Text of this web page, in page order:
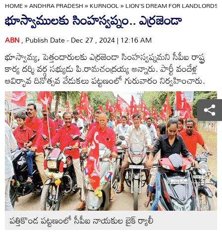
HOME»ANDHRA PRADESH»KURNOOL»LION'S DREAM FOR
భూస్వాములకు సింహస్వప్నం.. ఎర్రజెండా
ABN, Publish Date - Dec 27 , 2024 | 12:16 AM
భూస్వామ్య, పెత్తందారులకు ఎర్రజెండా సింహస్వప్నమని సీపీఐ రాష్ట్ర
కార్య దర్శి వర్గ సభ్యుడు పి.రామచంద్రయ్య అన్నారు. పార్టీ వందేళ్ల
ఆవిర్భావ దినోత్సవ వేడుకలు పట్టణంలో గురువారం నిర్వహించారు.
పత్తికొండ పట్టణంలో సీపీఐ నాయకుల బైక్‌ ర్యాలీ